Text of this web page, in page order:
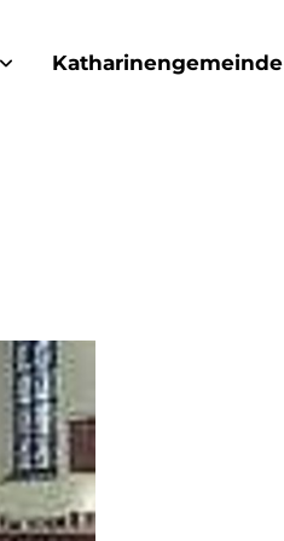
Katharinengemeinde